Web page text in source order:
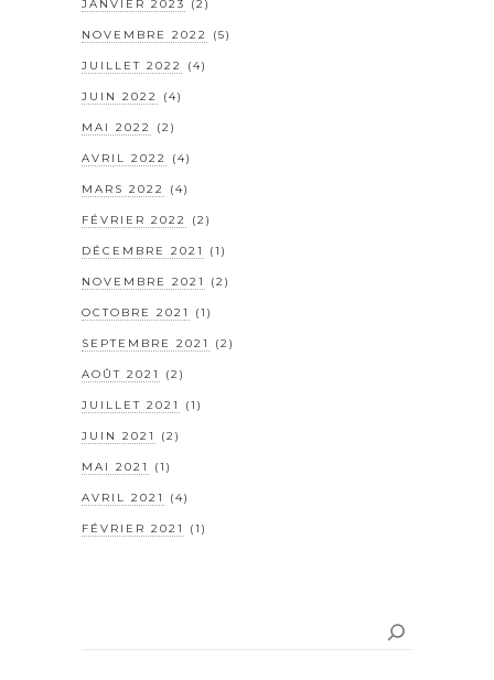
JANVIER 2023 (2)
NOVEMBRE 2022 (5)
JUILLET 2022 (4)
JUIN 2022 (4)
MAI 2022 (2)
AVRIL 2022 (4)
MARS 2022 (4)
FÉVRIER 2022 (2)
DÉCEMBRE 2021 (1)
NOVEMBRE 2021 (2)
OCTOBRE 2021 (1)
SEPTEMBRE 2021 (2)
AOÛT 2021 (2)
JUILLET 2021 (1)
JUIN 2021 (2)
MAI 2021 (1)
AVRIL 2021 (4)
FÉVRIER 2021 (1)